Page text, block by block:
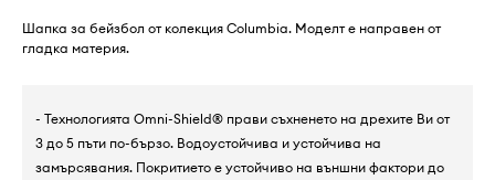
Шапка за бейзбол от колекция Columbia. Моделт е направен от
гладка материя.
- Технологията Omni-Shield® прави съхненето на дрехите Ви от
3 до 5 пъти по-бързо. Водоустойчива и устойчива на
замърсявания. Покритието е устойчиво на външни фактори до